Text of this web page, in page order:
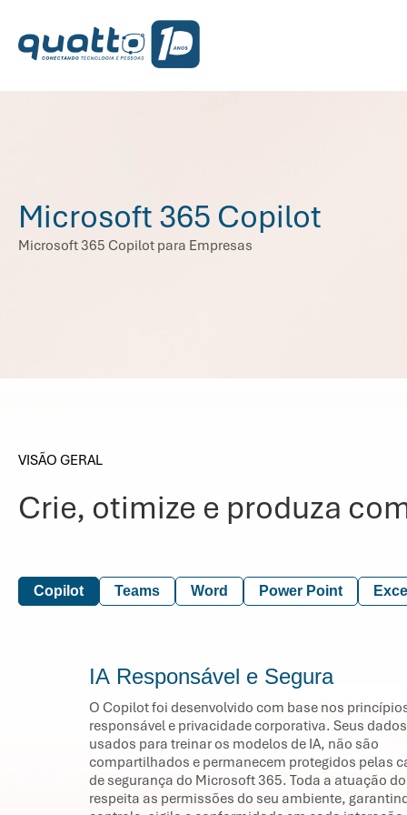
Microsoft 365 Copilot
Microsoft 365 Copilot para Empresas
VISÃO GERAL
Crie, otimize e produza
Copilot Teams Word Power Point
IA Responsável e Segura
O Copilot foi desenvolvido com base nos
responsável e privacidade corporativa. Seus
usados para treinar os modelos de IA, não são
compartilhados e permanecem protegidos pelas
de segurança do Microsoft 365. Toda a atuação
respeita as permissões do seu ambiente,